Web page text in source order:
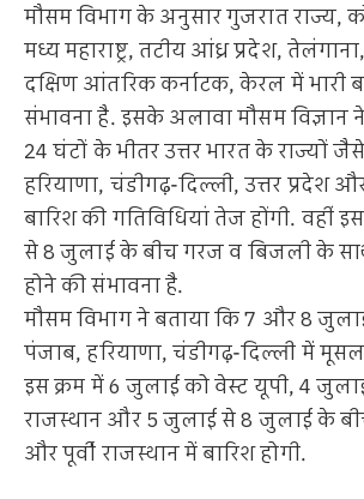
मौसम विभाग के अनुसार गुजरात राज्य,
मध्य महाराष्ट्र, तटीय आंध्र प्रदेश,
दक्षिण आंतरिक कर्नाटक, केरल में भारी
संभावना है. इसके अलावा मौसम
24 घंटों के भीतर उत्तर भारत के राज्यों
हरियाणा, चंडीगढ़-दिल्ली, उत्तर प्रदेश
बारिश की गतिविधियां तेज होंगी. वहीं
से 8 जुलाई के बीच गरज व बिजली के
होने की संभावना है.
मौसम विभाग ने बताया कि 7 और 8
पंजाब, हरियाणा, चंडीगढ़-दिल्ली में
इस क्रम में 6 जुलाई को वेस्ट यूपी, 4
राजस्थान और 5 जुलाई से 8 जुलाई के
और पूर्वी राजस्थान में बारिश होगी.